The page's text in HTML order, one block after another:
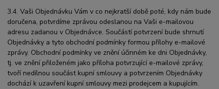
3.4. Vaši Objednávku Vám v co nejkratší době poté, kdy nám bude
doručena, potvrdíme zprávou odeslanou na Vaši e-mailovou
adresu zadanou v Objednávce. Součástí potvrzení bude shrnutí
Objednávky a tyto obchodní podmínky formou přílohy e-mailové
zprávy. Obchodní podmínky ve znění účinném ke dni Objednávky,
tj. ve znění přiloženém jako příloha potvrzující e-mailové zprávy,
tvoří nedílnou součást kupní smlouvy a potvrzením Objednávky
dochází k uzavření kupní smlouvy mezi prodejcem a kupujícím.